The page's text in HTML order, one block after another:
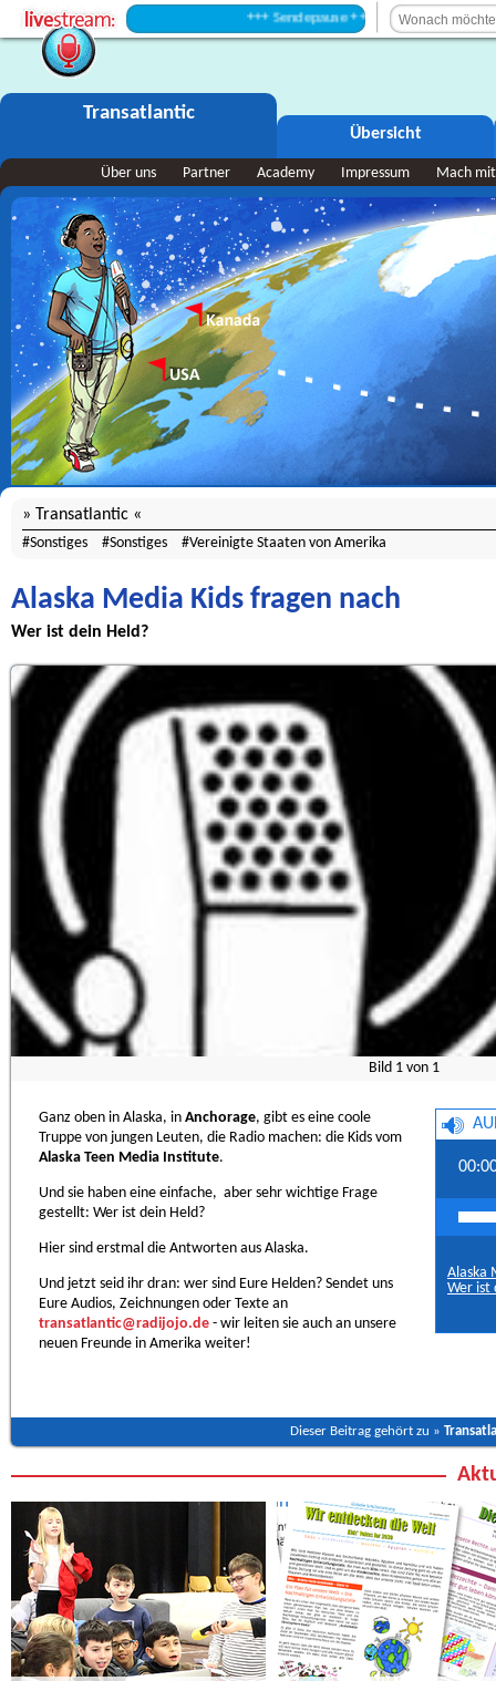
+++ Sendepause +++
Transatlantic
Übersicht
Über uns Partner Academy Impressum Mach mit
Transatlantic
Sonstiges Sonstiges Vereinigte Staaten von Amerika
Alaska Media Kids fragen nach
Wer ist dein Held?
Bild 1 von 1
Alaska
Wer ist
Ganz oben in Alaska, in Anchorage, gibt es eine coole
Truppe von jungen Leuten, die Radio machen: die Kids vom
Alaska Teen Media Institute.
Und sie haben eine einfache, aber sehr wichtige Frage
gestellt: Wer ist dein Held?
Hier sind erstmal die Antworten aus Alaska.
Und jetzt seid ihr dran: wer sind Eure Helden? Sendet uns
Eure Audios, Zeichnungen oder Texte an
transatlantic@radijojo.de - wir leiten sie auch an unsere
neuen Freunde in Amerika weiter!
Dieser Beitrag gehört zu »